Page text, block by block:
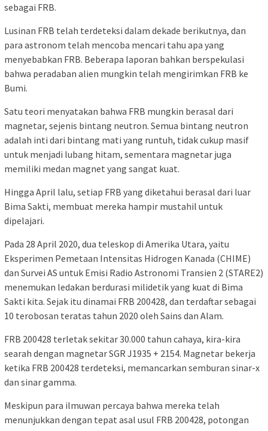
sebagai FRB.
Lusinan FRB telah terdeteksi dalam dekade berikutnya, dan
para astronom telah mencoba mencari tahu apa yang
menyebabkan FRB. Beberapa laporan bahkan berspekulasi
bahwa peradaban alien mungkin telah mengirimkan FRB ke
Bumi.
Satu teori menyatakan bahwa FRB mungkin berasal dari
magnetar, sejenis bintang neutron. Semua bintang neutron
adalah inti dari bintang mati yang runtuh, tidak cukup masif
untuk menjadi lubang hitam, sementara magnetar juga
memiliki medan magnet yang sangat kuat.
Hingga April lalu, setiap FRB yang diketahui berasal dari luar
Bima Sakti, membuat mereka hampir mustahil untuk
dipelajari.
Pada 28 April 2020, dua teleskop di Amerika Utara, yaitu
Eksperimen Pemetaan Intensitas Hidrogen Kanada (CHIME)
dan Survei AS untuk Emisi Radio Astronomi Transien 2 (STARE2)
menemukan ledakan berdurasi milidetik yang kuat di Bima
Sakti kita. Sejak itu dinamai FRB 200428, dan terdaftar sebagai
10 terobosan teratas tahun 2020 oleh Sains dan Alam.
FRB 200428 terletak sekitar 30.000 tahun cahaya, kira-kira
searah dengan magnetar SGR J1935 + 2154. Magnetar bekerja
ketika FRB 200428 terdeteksi, memancarkan semburan sinar-x
dan sinar gamma.
Meskipun para ilmuwan percaya bahwa mereka telah
menunjukkan dengan tepat asal usul FRB 200428, potongan